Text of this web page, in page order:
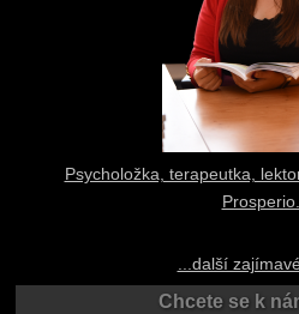
Psycholožka, terapeutka,
...další
Chcete se k